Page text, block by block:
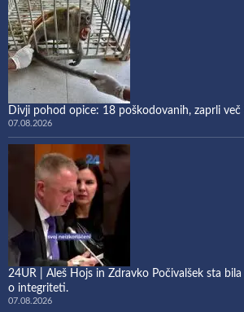
Divji pohod opice: 18 poškodovanih, zaprli več
07.08.2026
24UR | Aleš Hojs in Zdravko Počivalšek sta
o integriteti.
07.08.2026